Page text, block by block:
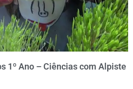
1º Ano – Ciências com Alpiste
PARA OUTRA
ACESSE NO BOTÃO
ABAIXO.